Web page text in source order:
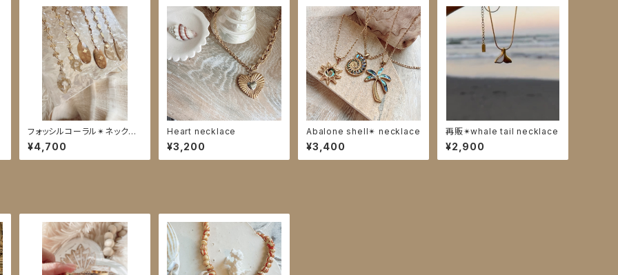
フォッシルコーラル✴︎ネックレ
ス
¥4,700
Heart necklace
¥3,200
Abalone shell✴︎ necklace
¥3,400
再販✴︎whale tail necklace
¥2,900